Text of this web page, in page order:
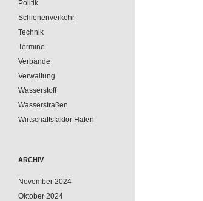
Politik
Schienenverkehr
Technik
Termine
Verbände
Verwaltung
Wasserstoff
Wasserstraßen
Wirtschaftsfaktor Hafen
ARCHIV
November 2024
Oktober 2024